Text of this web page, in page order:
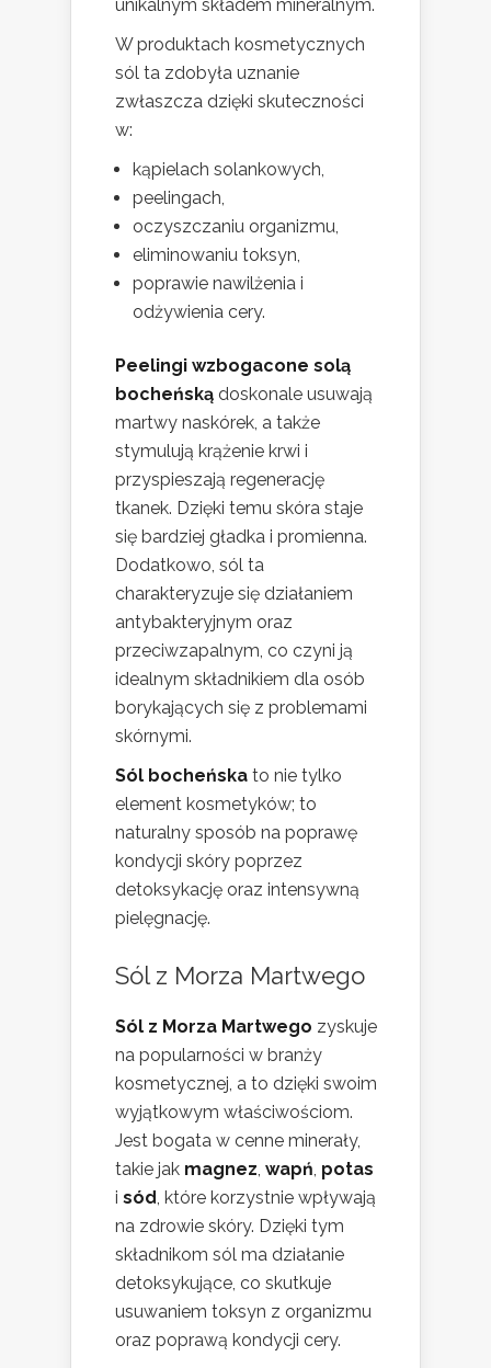
unikalnym składem mineralnym.
W produktach kosmetycznych
sól ta zdobyła uznanie
zwłaszcza dzięki skuteczności
w:
kąpielach solankowych,
peelingach,
oczyszczaniu organizmu,
eliminowaniu toksyn,
poprawie nawilżenia i
odżywienia cery.
Peelingi wzbogacone solą
bocheńską doskonale usuwają
martwy naskórek, a także
stymulują krążenie krwi i
przyspieszają regenerację
tkanek. Dzięki temu skóra staje
się bardziej gładka i promienna.
Dodatkowo, sól ta
charakteryzuje się działaniem
antybakteryjnym oraz
przeciwzapalnym, co czyni ją
idealnym składnikiem dla osób
borykających się z problemami
skórnymi.
Sól bocheńska to nie tylko
element kosmetyków; to
naturalny sposób na poprawę
kondycji skóry poprzez
detoksykację oraz intensywną
pielęgnację.
Sól z Morza Martwego
Sól z Morza Martwego zyskuje
na popularności w branży
kosmetycznej, a to dzięki swoim
wyjątkowym właściwościom.
Jest bogata w cenne minerały,
takie jak magnez, wapń, potas
i sód, które korzystnie wpływają
na zdrowie skóry. Dzięki tym
składnikom sól ma działanie
detoksykujące, co skutkuje
usuwaniem toksyn z organizmu
oraz poprawą kondycji cery.